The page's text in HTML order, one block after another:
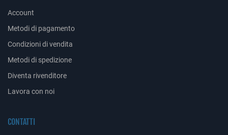
Account
Metodi di pagamento
Condizioni di vendita
Metodi di spedizione
Diventa rivenditore
Lavora con noi
CONTATTI